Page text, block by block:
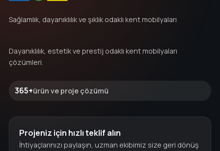
Sağlamlık, dayanıklılık ve şıklık odaklı kent mobilyaları
Dayanıklılık, estetik ve prestij odaklı kent mobilyaları
çözümleri.
365+ürün ve proje çözümü
Projeniz için hızlı teklif alın
İhtiyaçlarınızı paylaşın, uzman ekibimiz size geri dönüş